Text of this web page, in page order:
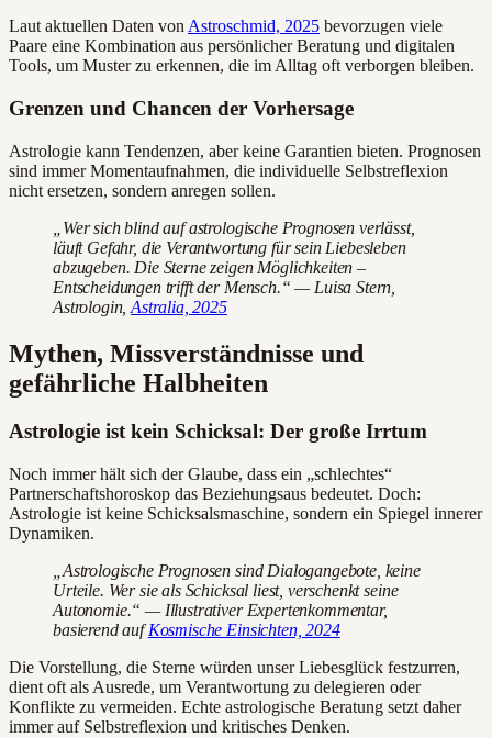
Laut aktuellen Daten von Astroschmid, 2025 bevorzugen viele
Paare eine Kombination aus persönlicher Beratung und digitalen
Tools, um Muster zu erkennen, die im Alltag oft verborgen bleiben.
Grenzen und Chancen der Vorhersage
Astrologie kann Tendenzen, aber keine Garantien bieten. Prognosen
sind immer Momentaufnahmen, die individuelle Selbstreflexion
nicht ersetzen, sondern anregen sollen.
„Wer sich blind auf astrologische Prognosen verlässt,
läuft Gefahr, die Verantwortung für sein Liebesleben
abzugeben. Die Sterne zeigen Möglichkeiten –
Entscheidungen trifft der Mensch.“ — Luisa Stern,
Astrologin,Astralia, 2025
Mythen, Missverständnisse und
gefährliche Halbheiten
Astrologie ist kein Schicksal: Der große Irrtum
Noch immer hält sich der Glaube, dass ein „schlechtes“
Partnerschaftshoroskop das Beziehungsaus bedeutet. Doch:
Astrologie ist keine Schicksalsmaschine, sondern ein Spiegel innerer
Dynamiken.
„Astrologische Prognosen sind Dialogangebote, keine
Urteile. Wer sie als Schicksal liest, verschenkt seine
Autonomie.“ — Illustrativer Expertenkommentar,
basierend aufKosmische Einsichten, 2024
Die Vorstellung, die Sterne würden unser Liebesglück festzurren,
dient oft als Ausrede, um Verantwortung zu delegieren oder
Konflikte zu vermeiden. Echte astrologische Beratung setzt daher
immer auf Selbstreflexion und kritisches Denken.